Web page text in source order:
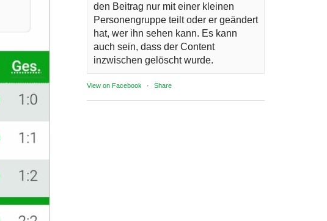
den Beitrag nur mit einer kleinen
Personengruppe teilt oder er geändert
hat, wer ihn sehen kann. Es kann
auch sein, dass der Content
inzwischen gelöscht wurde.
View on Facebook · Share